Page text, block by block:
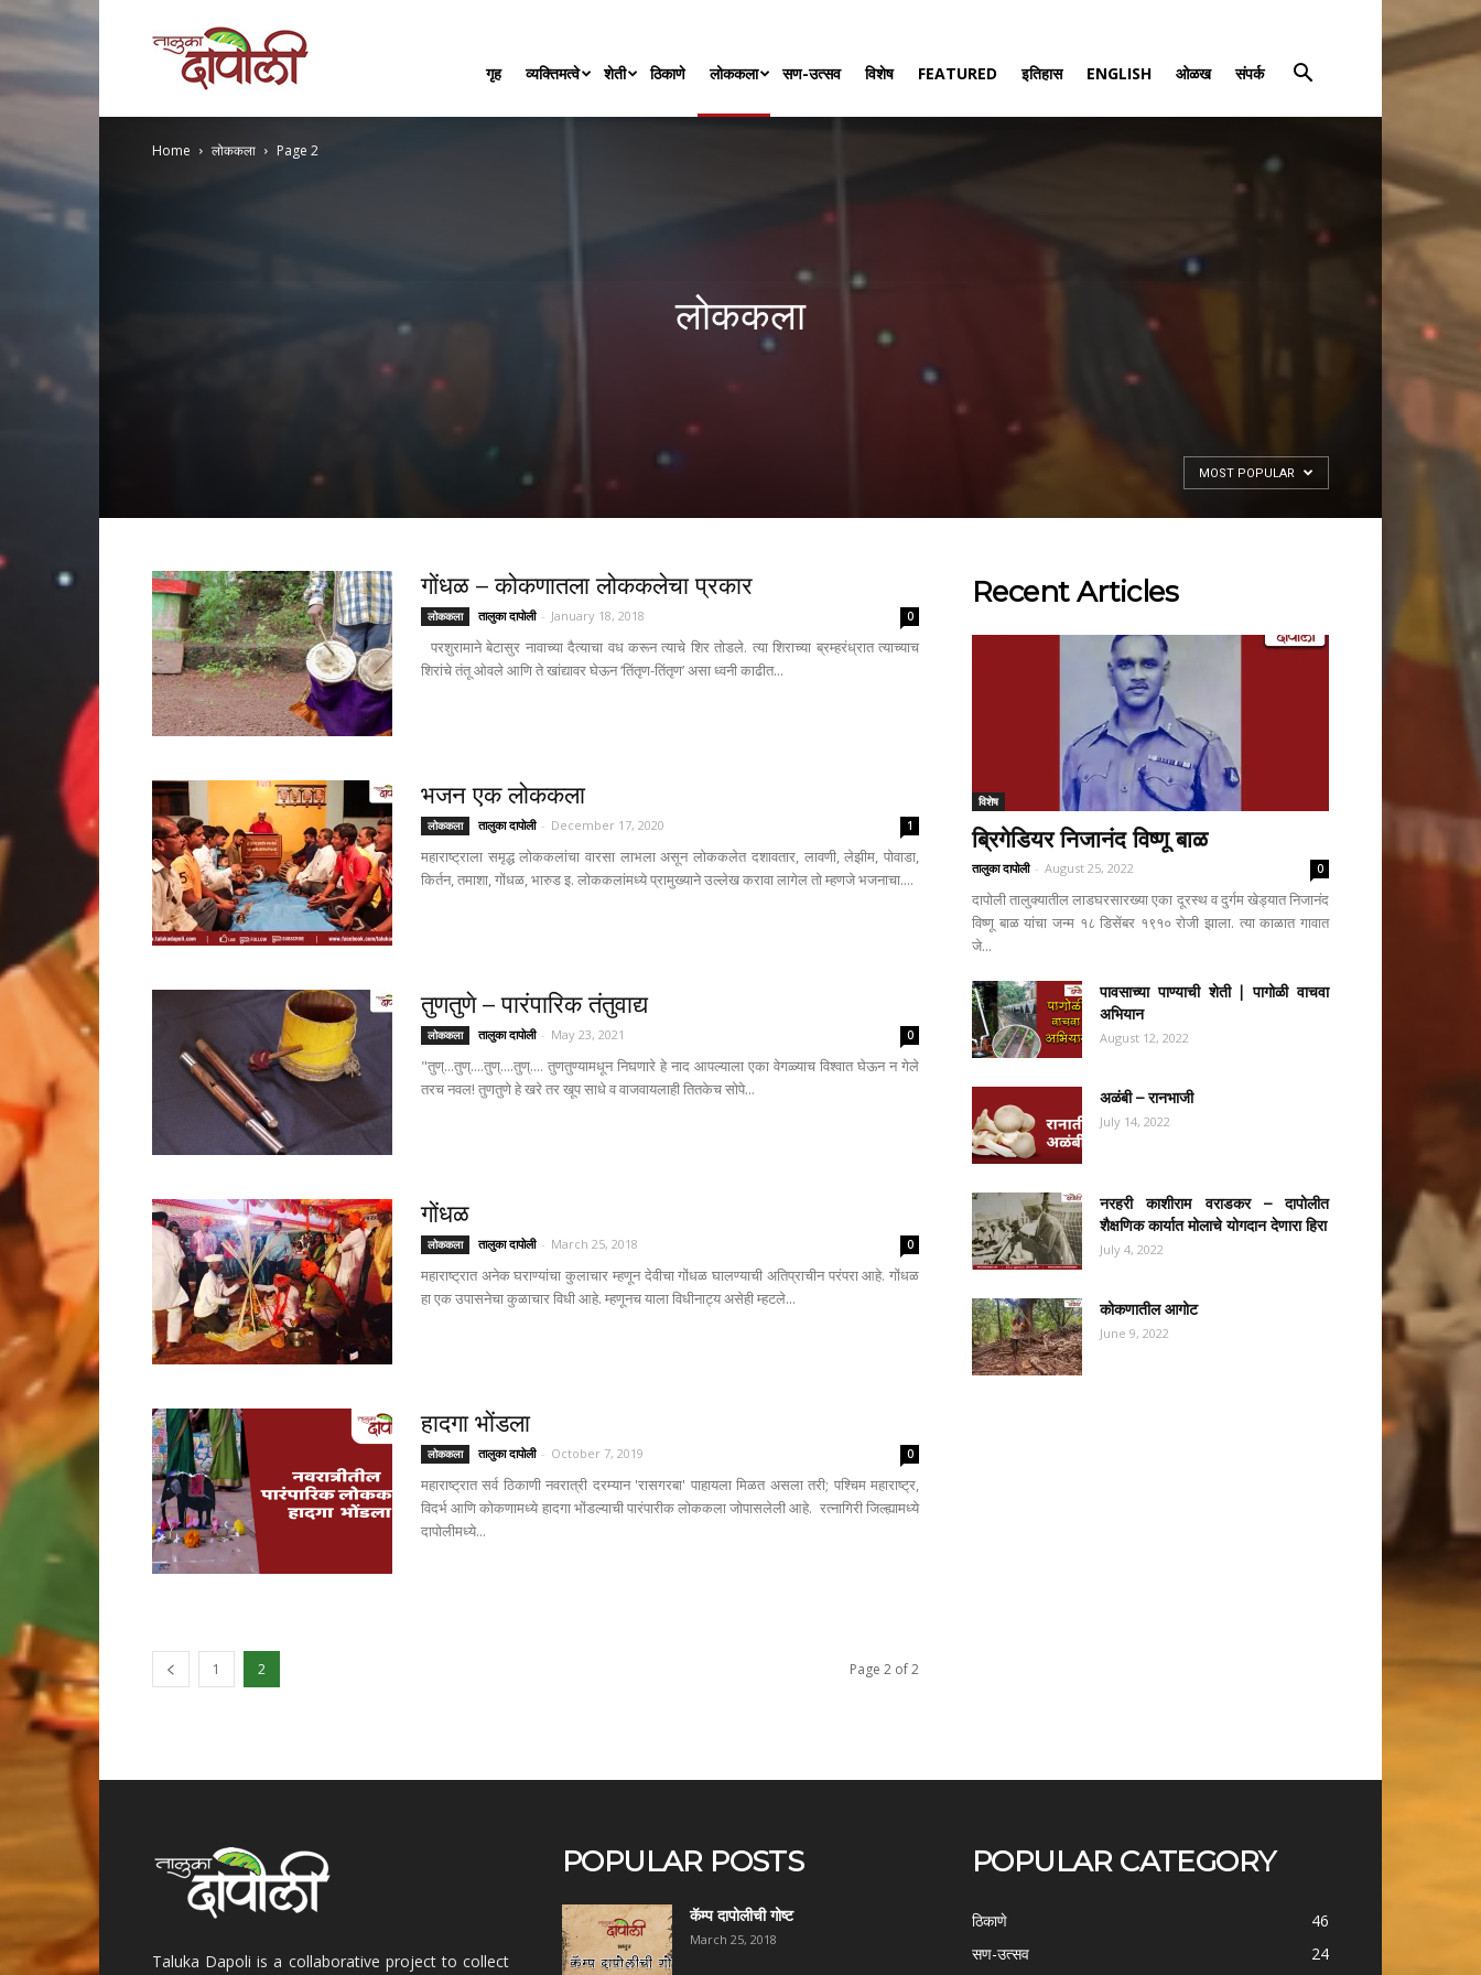
गृह व्यक्तिमत्वे शेती ठिकाणे लोककला सण-उत्सव विशेष FEATURED इतिहास ENGLISH ओळख संपर्क
Home लोककला Page 2
लोककला
MOST POPULAR
गोंधळ – कोकणातला लोककलेचा प्रकार
लोककला तालुका दापोली - January 18, 2018 0
परशुरामाने बेटासुर नावाच्या दैत्याचा वध करून त्याचे शिर तोडले. त्या शिराच्या ब्रम्हरंध्रात त्याच्याच
शिरांचे तंतू ओवले आणि ते खांद्यावर घेऊन ‘तिंतृण-तिंतृण’ असा ध्वनी काढीत...
भजन एक लोककला
लोककला तालुका दापोली - December 17, 2020 1
महाराष्ट्राला समृद्ध लोककलांचा वारसा लाभला असून लोककलेत दशावतार, लावणी, लेझीम, पोवाडा,
किर्तन, तमाशा, गोंधळ, भारुड इ. लोककलांमध्ये प्रामुख्याने उल्लेख करावा लागेल तो म्हणजे भजनाचा....
तुणतुणे – पारंपारिक तंतुवाद्य
लोककला तालुका दापोली - May 23, 2021 0
"तुण्...तुण्....तुण्....तुण्.... तुणतुण्यामधून निघणारे हे नाद आपल्याला एका वेगळ्याच विश्वात घेऊन न गेले
तरच नवल! तुणतुणे हे खरे तर खूप साधे व वाजवायलाही तितकेच सोपे...
गोंधळ
लोककला तालुका दापोली - March 25, 2018 0
महाराष्ट्रात अनेक घराण्यांचा कुलाचार म्हणून देवीचा गोंधळ घालण्याची अतिप्राचीन परंपरा आहे. गोंधळ
हा एक उपासनेचा कुळाचार विधी आहे. म्हणूनच याला विधीनाट्य असेही म्हटले...
हादगा भोंडला
लोककला तालुका दापोली - October 7, 2019 0
महाराष्ट्रात सर्व ठिकाणी नवरात्री दरम्यान 'रासगरबा' पाहायला मिळत असला तरी; पश्चिम महाराष्ट्र,
विदर्भ आणि कोकणामध्ये हादगा भोंडल्याची पारंपारीक लोककला जोपासलेली आहे. रत्नागिरी जिल्ह्यामध्ये
दापोलीमध्ये...
1 2 Page 2 of 2
Recent Articles
विशेष
ब्रिगेडियर निजानंद विष्णू बाळ
तालुका दापोली - August 25, 2022 0
दापोली तालुक्यातील लाडघरसारख्या एका दूरस्थ व दुर्गम खेड्यात निजानंद
विष्णू बाळ यांचा जन्म १८ डिसेंबर १९१० रोजी झाला. त्या काळात गावात
जे...
पावसाच्या पाण्याची शेती | पागोळी वाचवा
अभियान
August 12, 2022
अळंबी – रानभाजी
July 14, 2022
नरहरी काशीराम वराडकर – दापोलीत
शैक्षणिक कार्यात मोलाचे योगदान देणारा हिरा
July 4, 2022
कोकणातील आगोट
June 9, 2022
Taluka Dapoli is a collaborative project to collect
POPULAR POSTS
कॅम्प दापोलीची गोष्ट
March 25, 2018
POPULAR CATEGORY
ठिकाणे
46
सण-उत्सव
24